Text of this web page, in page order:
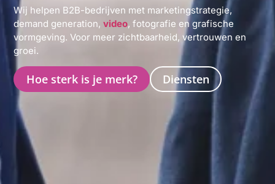
Wij helpen B2B-bedrijven met marketingstrategie,
demand generation,video, fotografie en grafische
vormgeving. Voor meer zichtbaarheid, vertrouwen en
groei.
Hoe sterk is je merk? Diensten